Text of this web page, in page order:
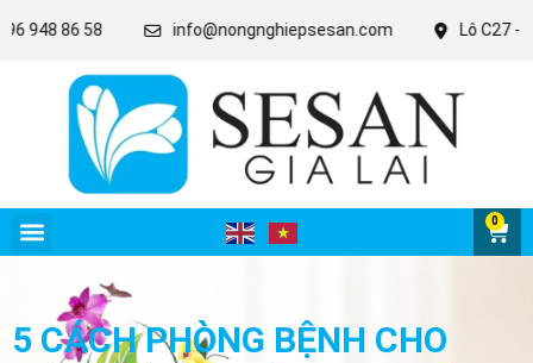
86 58 info@nongnghiepsesan.com Lô C27 - 28 -
0
5 CÁCH PHÒNG BỆNH CHO